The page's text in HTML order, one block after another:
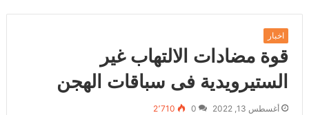
اخبار
قوة مضادات الالتهاب غير
الستيرويدية فى سباقات الهجن
أغسطس 13, 2022 0 2٬710